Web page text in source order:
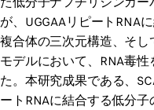
が、UGGAAリピートRNA
複合体の三次元構造、そ
モデルにおいて、RNA毒
た。本研究成果である、
ートRNAに結合する低分